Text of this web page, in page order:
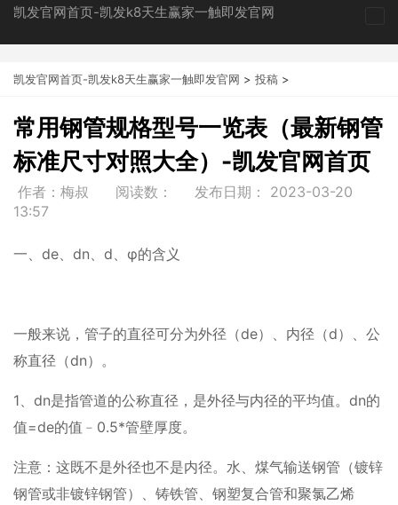
凯发官网首页-凯发k8天生赢家一触即发官网
凯发官网首页-凯发k8天生赢家一触即发官网 > 投稿 >
常用钢管规格型号一览表（最新钢管
标准尺寸对照大全）-凯发官网首页
作者：梅叔 阅读数： 发布日期： 2023-03-20
13:57
一、de、dn、d、φ的含义
一般来说，管子的直径可分为外径（de）、内径（d）、公
称直径（dn）。
1、dn是指管道的公称直径，是外径与内径的平均值。dn的
值=de的值﹣0.5*管壁厚度。
注意：这既不是外径也不是内径。水、煤气输送钢管（镀锌
钢管或非镀锌钢管）、铸铁管、钢塑复合管和聚氯乙烯